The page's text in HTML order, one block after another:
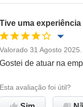
Tive uma
Oportunidade de
Ambiente de trabalho
Valorado 31 Agosto
Gostei de atuar na
Esta avaliação foi útil?